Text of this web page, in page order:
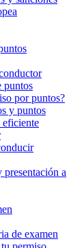
puntos
por puntos?
y puntos
eficiente
a
de examen